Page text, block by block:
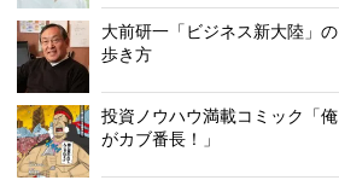
大前研一「ビジネス新大陸」の
歩き方
投資ノウハウ満載コミック「俺
がカブ番長！」